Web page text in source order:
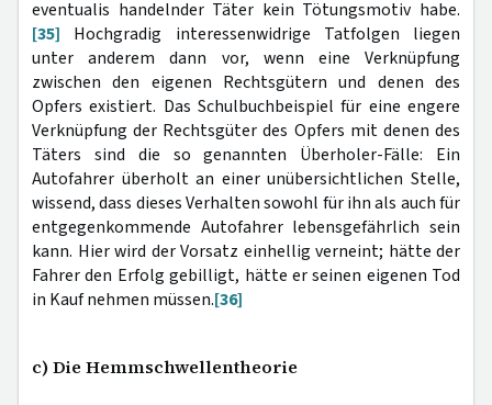
eventualis handelnder Täter kein Tötungsmotiv habe.
[35] Hochgradig interessenwidrige Tatfolgen liegen
unter anderem dann vor, wenn eine Verknüpfung
zwischen den eigenen Rechtsgütern und denen des
Opfers existiert. Das Schulbuchbeispiel für eine engere
Verknüpfung der Rechtsgüter des Opfers mit denen des
Täters sind die so genannten Überholer-Fälle: Ein
Autofahrer überholt an einer unübersichtlichen Stelle,
wissend, dass dieses Verhalten sowohl für ihn als auch für
entgegenkommende Autofahrer lebensgefährlich sein
kann. Hier wird der Vorsatz einhellig verneint; hätte der
Fahrer den Erfolg gebilligt, hätte er seinen eigenen Tod
in Kauf nehmen müssen.[36]
c) Die Hemmschwellentheorie